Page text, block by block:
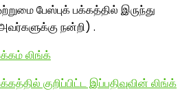
பேஸ்புக் பக்கத்தில் இருந்து
நன்றி) .
லிங்க்
குறிப்பிட்ட இப்பதிவுவின் லிங்க்